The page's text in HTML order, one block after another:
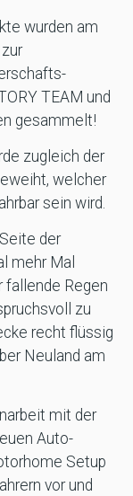
wurden am
TEAM und
gesammelt!
zugleich der
welcher
sein wird.
der
mehr Mal
fallende Regen
zu
recht flüssig
Neuland am
mit der
Auto-
Setup
vor und